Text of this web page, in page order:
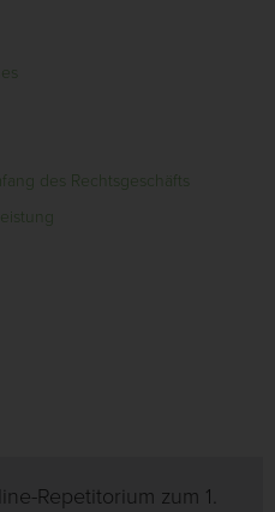
des Rechtsgeschäfts
Repetitorium zum 1.